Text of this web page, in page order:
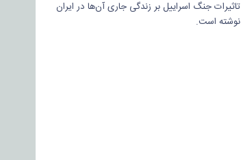
تاثیرات جنگ اسراییل بر زندگی جاری آن‌ها در ایران
نوشته است.